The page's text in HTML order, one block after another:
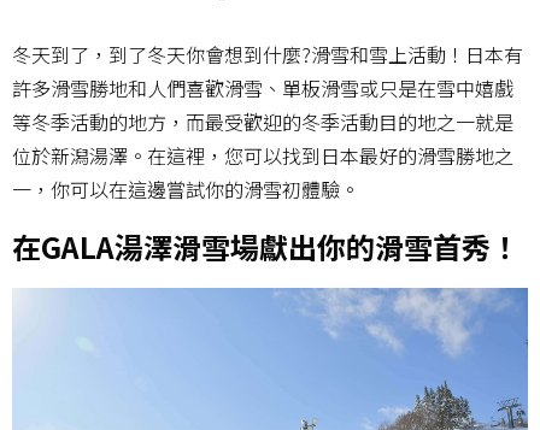
冬天到了，到了冬天你會想到什麼?滑雪和雪上活動！日本有
許多滑雪勝地和人們喜歡滑雪、單板滑雪或只是在雪中嬉戲
等冬季活動的地方，而最受歡迎的冬季活動目的地之一就是
位於新潟湯澤。在這裡，您可以找到日本最好的滑雪勝地之
一，你可以在這邊嘗試你的滑雪初體驗。
在GALA湯澤滑雪場獻出你的滑雪首秀！